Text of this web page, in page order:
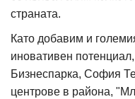
страната.
Като добавим и
иновативен
Бизнеспарка, София
центрове в района,